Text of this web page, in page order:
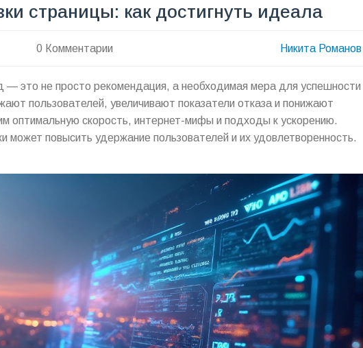
страницы: как достигнуть идеала
0 Комментарии Никита Романов
— это не просто рекомендация, а необходимая мера для успешности
пользователей, увеличивают показатели отказа и понижают
оптимальную скорость, интернет-мифы и подходы к ускорению.
может повысить удержание пользователей и их удовлетворенность.